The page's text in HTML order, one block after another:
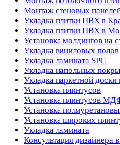
Монтаж стеновых
Укладка плитки ПВХ в
Укладка плитки ПВХ в
Установка молдингов на
Укладка виниловых полов
Укладка ламината SPC
Укладка напольных
Укладка паркетной доски
Установка плинтусов
Установка плинтусов
Установка
Установка широких
Укладка ламината
Консультация дизайнера